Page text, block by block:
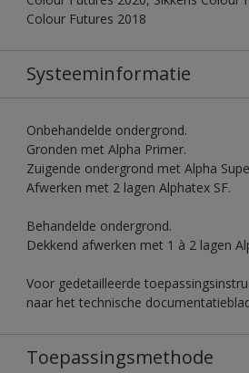
Colour Futures 2018
Systeeminformatie
Onbehandelde ondergrond.
Gronden met Alpha Primer.
Zuigende ondergrond met Alpha
Afwerken met 2 lagen Alphatex SF.
Behandelde ondergrond.
Dekkend afwerken met 1 à 2 lagen
Voor gedetailleerde
naar het technische
Toepassingsmethode